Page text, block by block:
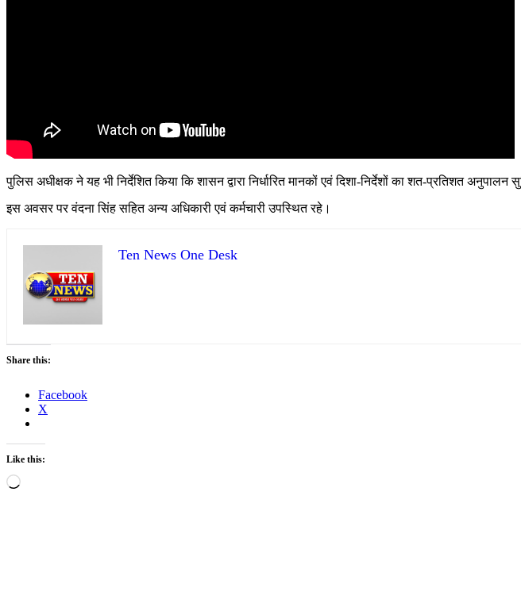
पुलिस अधीक्षक ने यह भी निर्देशित किया कि शासन द्वारा निर्धारित मानकों एवं दिशा-निर्देशों का शत-प्रतिशत
इस अवसर परवंदना सिंहसहित अन्य अधिकारी एवं कर्मचारी उपस्थित रहे।
Ten News One Desk
Share this:
Facebook
X
Like this:
Loading…